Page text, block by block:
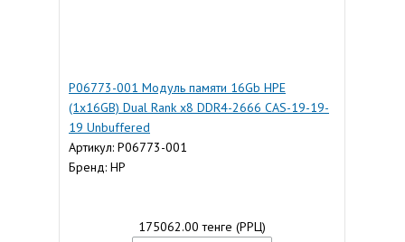
P06773-001 Модуль памяти 16Gb HPE
(1x16GB) Dual Rank x8 DDR4-2666 CAS-19-19-
19 Unbuffered
Артикул: P06773-001
Бренд: HP
175062.00 тенге (РРЦ)